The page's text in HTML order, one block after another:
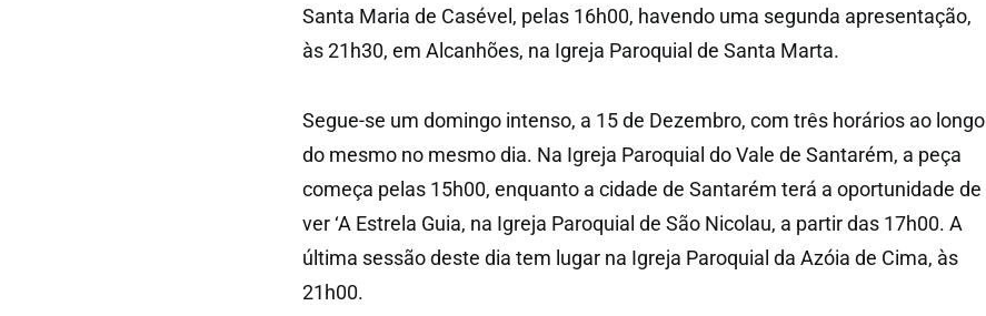
Santa Maria de Casével, pelas 16h00, havendo uma segunda apresentação,
às 21h30, em Alcanhões, na Igreja Paroquial de Santa Marta.
Segue-se um domingo intenso, a 15 de Dezembro, com três horários ao longo
do mesmo no mesmo dia. Na Igreja Paroquial do Vale de Santarém, a peça
começa pelas 15h00, enquanto a cidade de Santarém terá a oportunidade de
ver ‘A Estrela Guia, na Igreja Paroquial de São Nicolau, a partir das 17h00. A
última sessão deste dia tem lugar na Igreja Paroquial da Azóia de Cima, às
21h00.